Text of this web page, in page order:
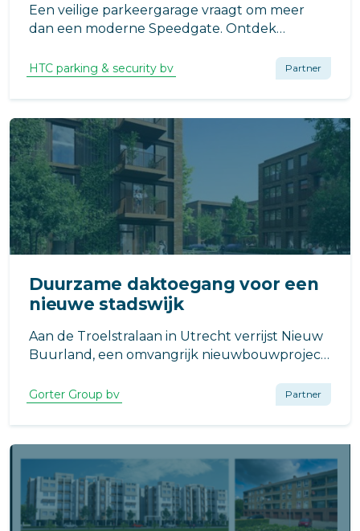
Een veilige parkeergarage vraagt om meer
dan een moderne Speedgate. Ontdek
toegangspoort essentieel is voor een veilige
HTC parking & security bv Partner
Duurzame daktoegang voor een
nieuwe stadswijk
Aan de Troelstralaan in Utrecht verrijst Nieuw
Buurland, een omvangrijk nieuwbouwproject
aantrekkelijke leefomgeving samenkomen.
Gorter Group bv Partner